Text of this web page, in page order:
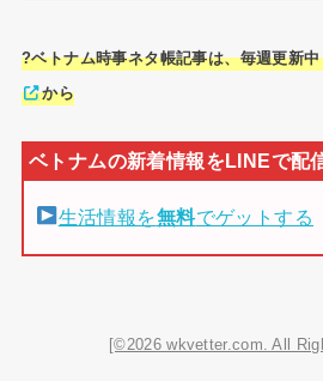
?ベトナム時事ネタ帳記事は、毎週更新
から
生活情報を無料でゲットする
[©2026 wkvetter.com. All